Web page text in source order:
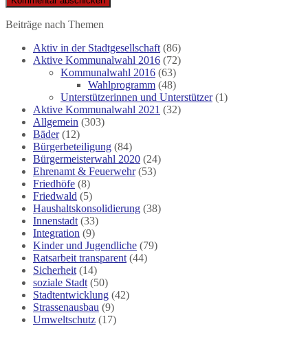
Beiträge nach Themen
Aktiv in der Stadtgesellschaft (86)
Aktive Kommunalwahl 2016 (72)
Kommunalwahl 2016 (63)
Wahlprogramm (48)
Unterstützerinnen und Unterstützer(1)
Aktive Kommunalwahl 2021 (32)
Allgemein (303)
Bäder(12)
Bürgerbeteiligung (84)
Bürgermeisterwahl 2020 (24)
Ehrenamt & Feuerwehr(53)
Friedhöfe (8)
Friedwald (5)
Haushaltskonsolidierung (38)
Innenstadt (33)
Integration (9)
Kinder und Jugendliche (79)
Ratsarbeit transparent (44)
Sicherheit (14)
soziale Stadt (50)
Stadtentwicklung (42)
Strassenausbau (9)
Umweltschutz (17)